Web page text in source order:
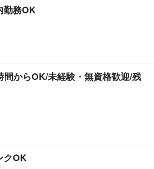
勤務OK
からOK/未経験・無資格歓迎/残
クOK